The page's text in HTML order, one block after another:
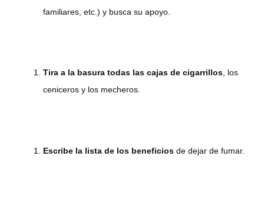
familiares, etc.) y busca su apoyo.
Tira a la basura todas las cajas de cigarrillos, los
ceniceros y los mecheros.
Escribe la lista de los beneficios de dejar de fumar.